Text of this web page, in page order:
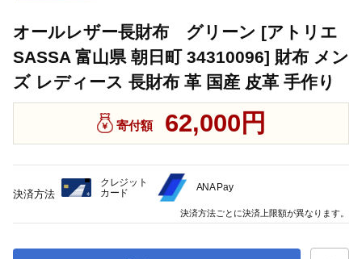
オールレザー長財布 グリーン [アトリエ
SASSA 富山県 朝日町 34310096] 財布 メン
ズ レディース 長財布 革 国産 皮革 手作り
寄付額 62,000円
決済方法
クレジット
カード
ANA Pay
決済方法ごとに決済上限額が異なります。